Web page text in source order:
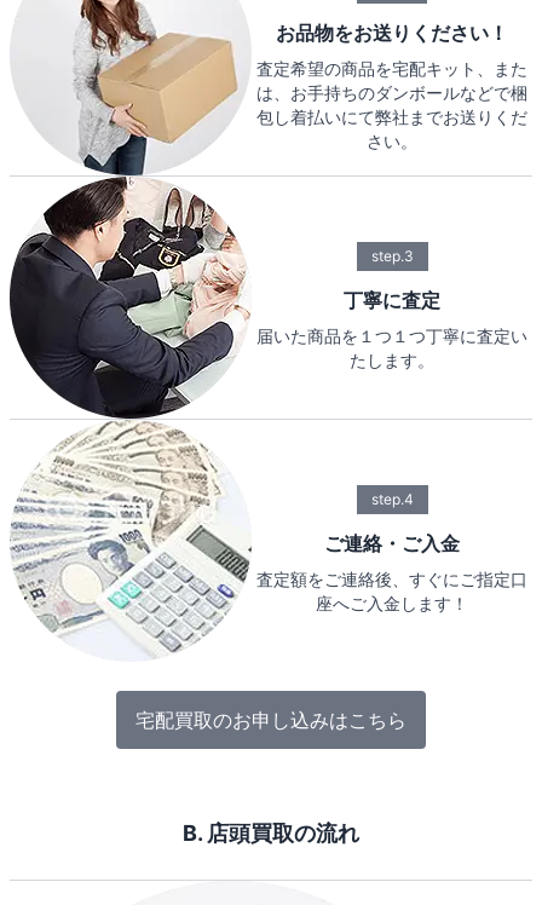
お品物をお送りください！
査定希望の商品を宅配キット、また
は、お手持ちのダンボールなどで梱
包し着払いにて弊社までお送りくだ
さい。
step.3
丁寧に査定
届いた商品を１つ１つ丁寧に査定い
たします。
step.4
ご連絡・ご入金
査定額をご連絡後、すぐにご指定口
座へご入金します！
宅配買取のお申し込みはこちら
B. 店頭買取の流れ